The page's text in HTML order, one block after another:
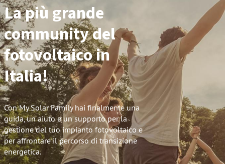
La più grande
community del
fotovoltaico in
Italia!
Con My Solar Family hai finalmente una
guida, un aiuto e un supporto per la
gestione del tuo impianto fotovoltaico e
per affrontare il percorso di transizione
energetica.